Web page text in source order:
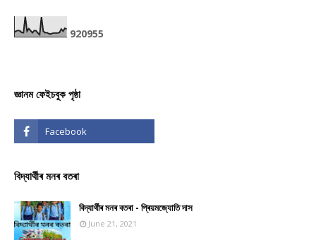
920955
জ্ঞানম ফেইচবুক পৃষ্ঠা
বিদ্যাৰ্থীৰ মনৰ বতৰা
বিদ্যাৰ্থীৰ মনৰ বতৰা - প্ৰিয়মজ্যোতি দাস
June 21, 2021